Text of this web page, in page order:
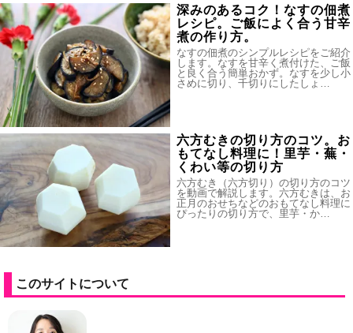
深みのあるコク！なすの佃煮
レシピ。ご飯によく合う甘辛
煮の作り方。
なすの佃煮のシンプルレシピをご紹介
します。なすを甘辛く煮付けた、ご飯
と良く合う簡単おかず。なすを少し小
さめに切り、千切りにしたしょ…
六方むきの切り方のコツ。お
もてなし料理に！里芋・蕪・
くわい等の切り方
六方むき（六方切り）の切り方のコツ
を動画で解説します。六方むきは、お
正月のおせちなどのおもてなし料理に
ぴったりの切り方で、里芋・か…
このサイトについて